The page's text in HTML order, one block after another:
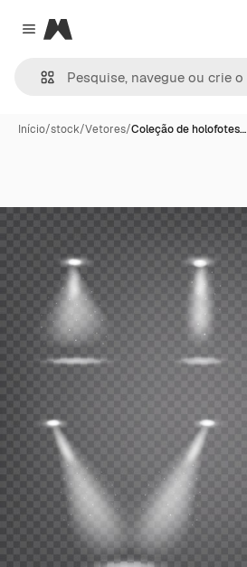
Close menu
Magnific
Início/stock/Vetores/Coleção de holofotes…